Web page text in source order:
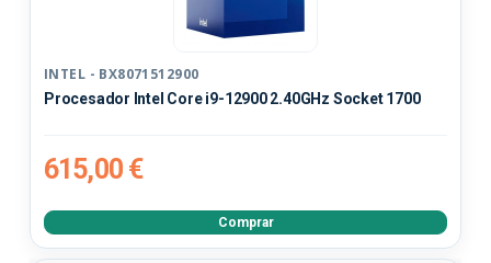
INTEL - BX8071512900
Procesador Intel Core i9-12900 2.40GHz Socket 1700
615,00 €
Comprar